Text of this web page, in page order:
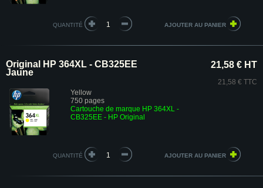
QUANTITÉ
Original HP 364XL - CB325EE
Jaune
Yellow
750 pages
Cartouche de marque HP 364XL -
CB325EE - HP Original
21,58 € HT
21,58 € TTC
QUANTITÉ